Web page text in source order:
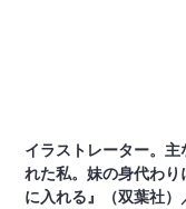
イラストレーター。
れた私。妹の身代わ
に入れる』（双葉社